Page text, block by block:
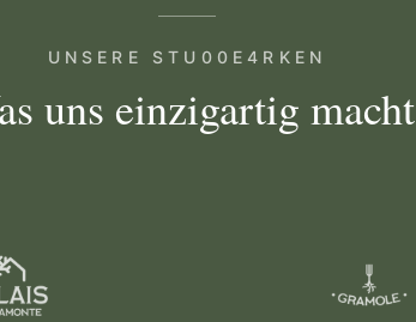
UNSERE STU00E4RKEN
uns einzigartig macht